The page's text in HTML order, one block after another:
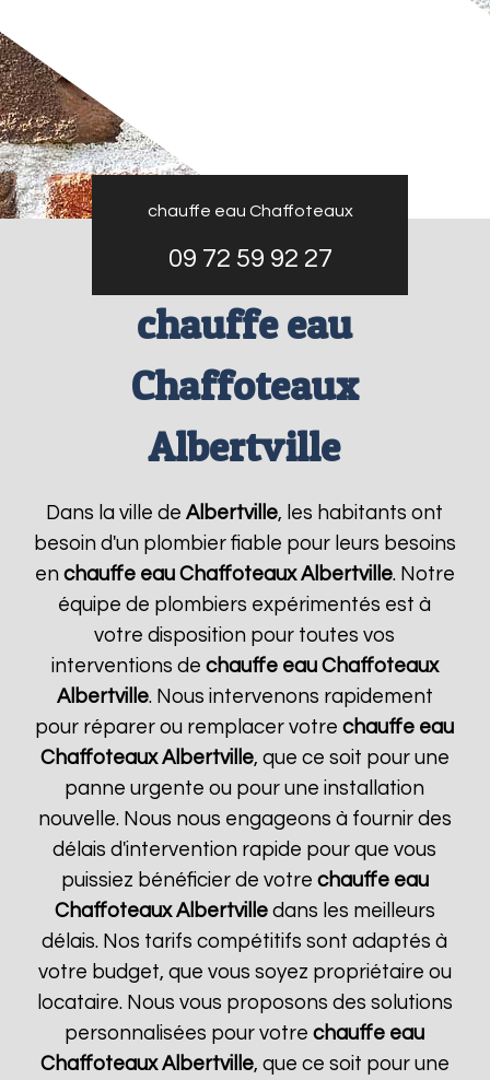
chauffe eau Chaffoteaux
09 72 59 92 27
chauffe eau
Chaffoteaux
Albertville
Dans la ville deAlbertville, les habitants ont
besoin d'un plombier fiable pour leurs besoins
en chauffe eau Chaffoteaux Albertville. Notre
équipe de plombiers expérimentés est à
votre disposition pour toutes vos
interventions de chauffe eau Chaffoteaux
Albertville. Nous intervenons rapidement
pour réparer ou remplacer votrechauffe eau
Chaffoteaux Albertville, que ce soit pour une
panne urgente ou pour une installation
nouvelle. Nous nous engageons à fournir des
délais d'intervention rapide pour que vous
puissiez bénéficier de votre chauffe eau
Chaffoteaux Albertvilledans les meilleurs
délais. Nos tarifs compétitifs sont adaptés à
votre budget, que vous soyez propriétaire ou
locataire. Nous vous proposons des solutions
personnalisées pour votrechauffe eau
Chaffoteaux Albertville, que ce soit pour une